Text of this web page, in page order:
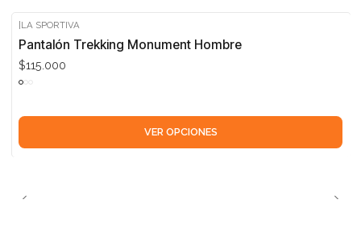
LA SPORTIVA
Pantalón Trekking Monument Hombre
$115.000
VER OPCIONES